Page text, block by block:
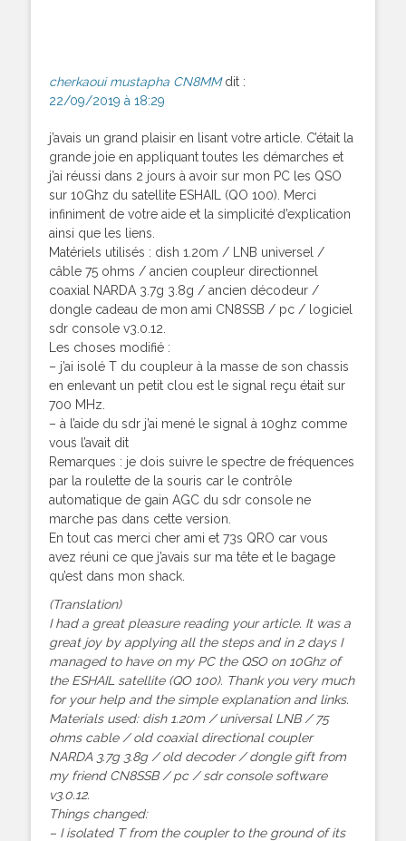
cherkaoui mustapha CN8MM dit :
22/09/2019 à 18:29
j’avais un grand plaisir en lisant votre article. C’était la
grande joie en appliquant toutes les démarches et
j’ai réussi dans 2 jours à avoir sur mon PC les QSO
sur 10Ghz du satellite ESHAIL (QO 100). Merci
infiniment de votre aide et la simplicité d’explication
ainsi que les liens.
Matériels utilisés : dish 1.20m / LNB universel /
câble 75 ohms / ancien coupleur directionnel
coaxial NARDA 3.7g 3.8g / ancien décodeur /
dongle cadeau de mon ami CN8SSB / pc / logiciel
sdr console v3.0.12.
Les choses modifié :
– j’ai isolé T du coupleur à la masse de son chassis
en enlevant un petit clou est le signal reçu était sur
700 MHz.
– à l’aide du sdr j’ai mené le signal à 10ghz comme
vous l’avait dit
Remarques : je dois suivre le spectre de fréquences
par la roulette de la souris car le contrôle
automatique de gain AGC du sdr console ne
marche pas dans cette version.
En tout cas merci cher ami et 73s QRO car vous
avez réuni ce que j’avais sur ma tête et le bagage
qu’est dans mon shack.
(Translation)
I had a great pleasure reading your article. It was a
great joy by applying all the steps and in 2 days I
managed to have on my PC the QSO on 10Ghz of
the ESHAIL satellite (QO 100). Thank you very much
for your help and the simple explanation and links.
Materials used: dish 1.20m / universal LNB / 75
ohms cable / old coaxial directional coupler
NARDA 3.7g 3.8g / old decoder / dongle gift from
my friend CN8SSB / pc / sdr console software
v3.0.12.
Things changed:
– I isolated T from the coupler to the ground of its